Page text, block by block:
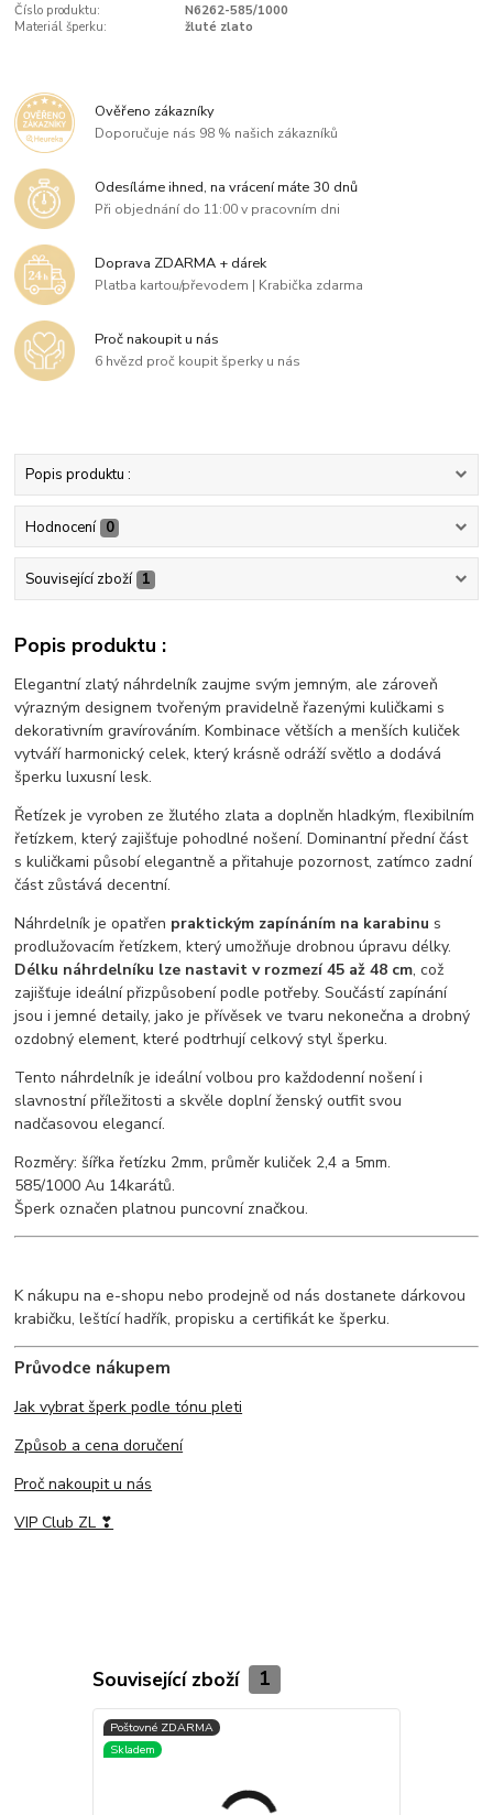
Číslo produktu:
N6262-585/1000
Materiál šperku:
žluté zlato
Ověřeno zákazníky
Doporučuje nás 98 % našich zákazníků
Odesíláme ihned, na vrácení máte 30 dnů
Při objednání do 11:00 v pracovním dni
Doprava ZDARMA + dárek
Platba kartou/převodem | Krabička zdarma
Proč nakoupit u nás
6 hvězd proč koupit šperky u nás
Popis produktu :
Hodnocení 0
Související zboží 1
Popis produktu :
Elegantní zlatý náhrdelník zaujme svým jemným, ale zároveň
výrazným designem tvořeným pravidelně řazenými kuličkami s
dekorativním gravírováním. Kombinace větších a menších kuliček
vytváří harmonický celek, který krásně odráží světlo a dodává
šperku luxusní lesk.
Řetízek je vyroben ze žlutého zlata a doplněn hladkým, flexibilním
řetízkem, který zajišťuje pohodlné nošení. Dominantní přední část
s kuličkami působí elegantně a přitahuje pozornost, zatímco zadní
část zůstává decentní.
Náhrdelník je opatřen praktickým zapínáním na karabinu s
prodlužovacím řetízkem, který umožňuje drobnou úpravu délky.
Délku náhrdelníku lze nastavit v rozmezí 45 až 48 cm, což
zajišťuje ideální přizpůsobení podle potřeby. Součástí zapínání
jsou i jemné detaily, jako je přívěsek ve tvaru nekonečna a drobný
ozdobný element, které podtrhují celkový styl šperku.
Tento náhrdelník je ideální volbou pro každodenní nošení i
slavnostní příležitosti a skvěle doplní ženský outfit svou
nadčasovou elegancí.
Rozměry: šířka řetízku 2mm, průměr kuliček 2,4 a 5mm.
585/1000 Au 14karátů.
Šperk označen platnou puncovní značkou.
K nákupu na e-shopu nebo prodejně od nás dostanete dárkovou
krabičku, leštící hadřík, propisku a certifikát ke šperku.
Průvodce nákupem
Jak vybrat šperk podle tónu pleti
Způsob a cena doručení
Proč nakoupit u nás
VIP Club ZL ❣
Související zboží 1